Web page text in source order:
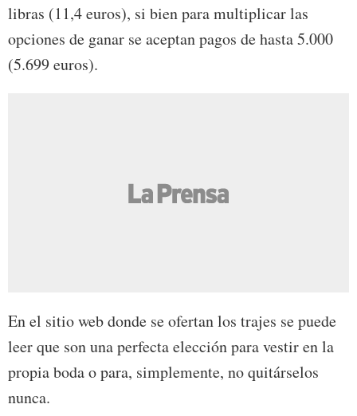
libras (11,4 euros), si bien para multiplicar las
opciones de ganar se aceptan pagos de hasta 5.000
(5.699 euros).
En el sitio web donde se ofertan los trajes se puede
leer que son una perfecta elección para vestir en la
propia boda o para, simplemente, no quitárselos
nunca.